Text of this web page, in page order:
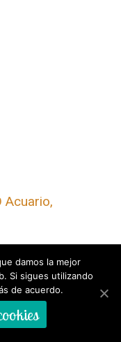
Acuario,
damos la mejor
Si sigues utilizando
de acuerdo.